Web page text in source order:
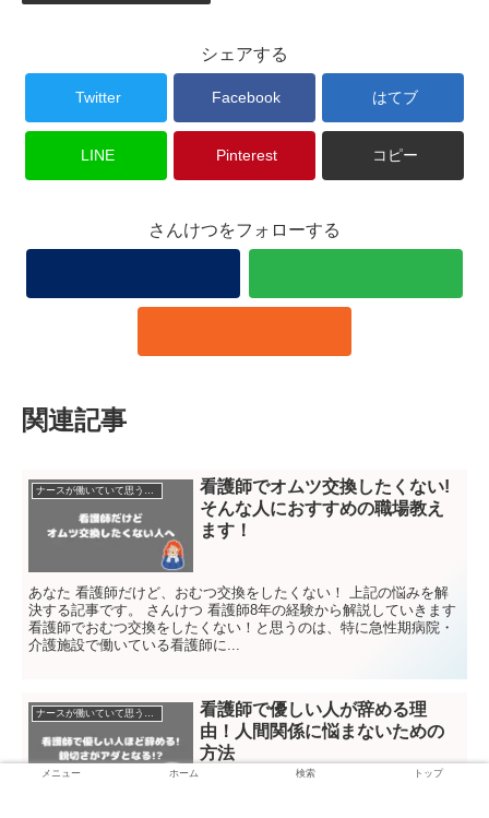
シェアする
Twitter Facebook はてブ
LINE Pinterest コピー
さんけつをフォローする
関連記事
看護師でオムツ交換したくない!
そんな人におすすめの職場教え
ます！
あなた 看護師だけど、おむつ交換をしたくない！ 上記の悩みを解
決する記事です。 さんけつ 看護師8年の経験から解説していきます
看護師でおむつ交換をしたくない！と思うのは、特に急性期病院・
介護施設で働いている看護師に...
ナースが働いていて思うこと
看護師で優しい人が辞める理
由！人間関係に悩まないための
方法
メニュー ホーム 検索 トップ